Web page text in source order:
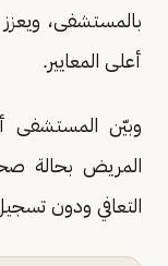
بالمستشفى،
أعلى المعايير.
وبيّن المستشفى
المريض بحالة
التعافي ودون